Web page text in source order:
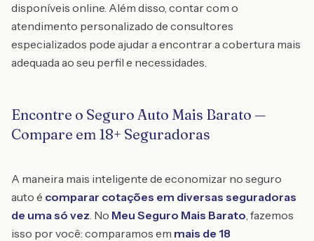
disponíveis online. Além disso, contar com o
atendimento personalizado de consultores
especializados pode ajudar a encontrar a cobertura mais
adequada ao seu perfil e necessidades.
Encontre o Seguro Auto Mais Barato —
Compare em 18+ Seguradoras
A maneira mais inteligente de economizar no seguro
auto é comparar cotações em diversas seguradoras
de uma só vez. No Meu Seguro Mais Barato, fazemos
isso por você: comparamos em mais de 18